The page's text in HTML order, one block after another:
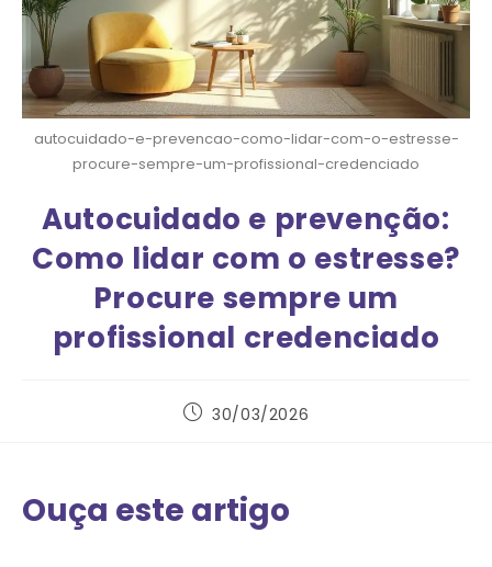
autocuidado-e-prevencao-como-lidar-com-o-estresse-
procure-sempre-um-profissional-credenciado
Autocuidado e prevenção:
Como lidar com o estresse?
Procure sempre um
profissional credenciado
30/03/2026
Ouça este artigo